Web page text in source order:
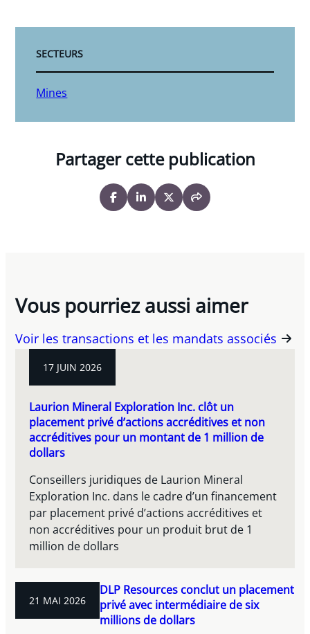
SECTEURS
Mines
Partager cette publication
Vous pourriez aussi aimer
Voir les transactions et les mandats associés
17 JUIN 2026
Laurion Mineral Exploration Inc. clôt un
placement privé d’actions accréditives et non
accréditives pour un montant de 1 million de
dollars
Conseillers juridiques de Laurion Mineral
Exploration Inc. dans le cadre d’un financement
par placement privé d’actions accréditives et
non accréditives pour un produit brut de 1
million de dollars
21 MAI 2026
DLP Resources conclut un placement
privé avec intermédiaire de six
millions de dollars